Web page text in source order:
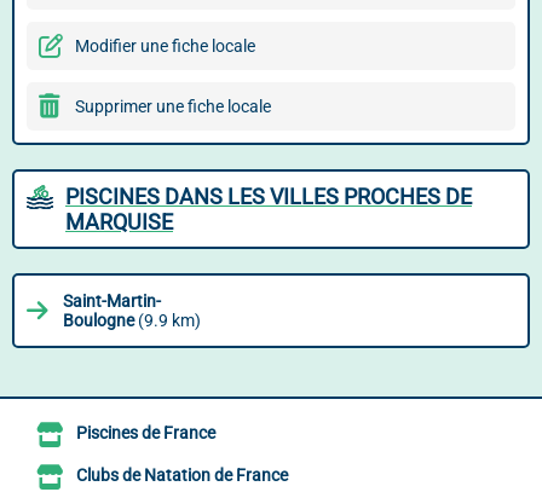
Modifier une fiche locale
Supprimer une fiche locale
PISCINES DANS LES VILLES PROCHES DE
MARQUISE
Saint-Martin-
Boulogne(9.9 km)
Piscines de France
Clubs de Natation de France